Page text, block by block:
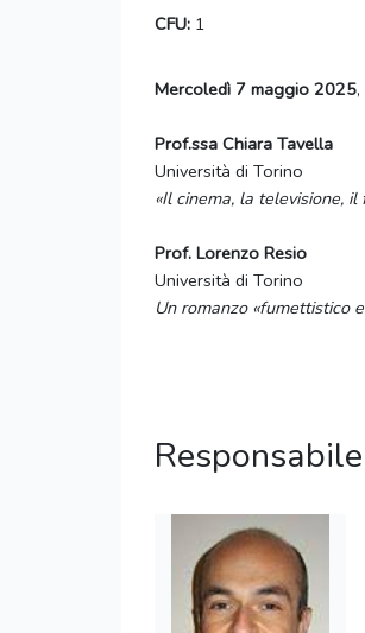
CFU: 1
Mercoledì 7 maggio 2025
Prof.ssa Chiara Tavella
Università di Torino
«Il cinema, la televisione,
Prof. Lorenzo Resio
Università di Torino
Un romanzo «fumettistico